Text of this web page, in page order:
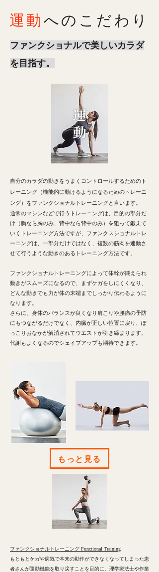
運動へのこだわり
ファンクショナルで美しいカラダ
を目指す。
自分のカラダの動きをうまくコントロールするためのト
レーニング（機能的に動けるようになるためのトレーニ
ング）をファンクショナルトレーニングと言います。
通常のマシンなどで行うトレーニングは、目的の部分だ
け（胸なら胸のみ、背中なら背中のみ）を狙って鍛えて
いくトレーニング方法ですが、ファンクスショナルトレ
ーニングは、一部分だけではなく、複数の筋肉を連動さ
せて行うような動きのあるトレーニング方法です。
ファンクショナルトレーニングによって体幹が鍛えられ
動きがスムーズになるので、まずケガをしにくくなり、
どんな動きでも力が体の末端までしっかり伝わるように
なります。
さらに、身体のバランスが良くなり肩こりや腰痛の予防
にもつながるだけでなく、内臓が正しい位置に戻り、ぽ
っこりおなかが解消されてウエストが引き締まります。
代謝もよくなるのでシェイプアップも期待できます。
もっと見る
ファンクショナルトレーニング Functional Training
もともとケガや病気で本来の動作ができなくなってしまった患
者さんが運動機能を取り戻すことを目的に、理学療法士や作業